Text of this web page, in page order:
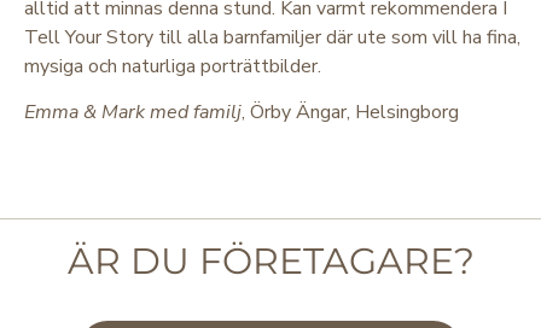
alltid att minnas denna stund. Kan varmt rekommendera I
Tell Your Story till alla barnfamiljer där ute som vill ha fina,
mysiga och naturliga porträttbilder.
Emma & Mark med familj, Örby Ängar, Helsingborg
ÄR DU FÖRETAGARE?